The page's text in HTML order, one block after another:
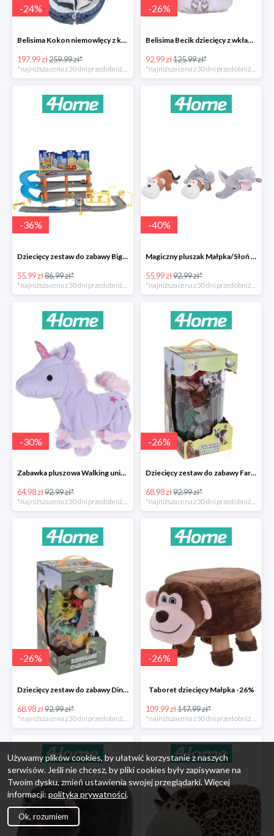
-24%
Belisima Kokon niemowlęcy z kołderką Angel Baby-23%
197.99 zł259.99 zł*
-26%
Belisima Becik dziecięcy z wkładem kokosowym Inteligentna sówka -26%
92.99 zł125.99 zł*
-36%
Dziecięcy zestaw do zabawy Big garage -36%
55.99 zł86.99 zł*
*najniższa cena z 30 dni przed obniżką
-40%
Magiczny pluszak Małpka/Słoń -40%
55.99 zł92.99 zł*
*najniższa cena z 30 dni przed obniżką
-30%
Zabawka pluszowa Walking unicorn -30%
64.98 zł92.99 zł*
*najniższa cena z 30 dni przed obniżką
-26%
Dziecięcy zestaw do zabawy Farm animals Collection -26%
68.98 zł92.99 zł*
*najniższa cena z 30 dni przed obniżką
-26%
Dziecięcy zestaw do zabawy Dinosaur Collection -26%
68.98 zł92.99 zł*
-26%
Taboret dziecięcy Małpka -26%
109.99 zł147.99 zł*
Używamy plików cookies, by ułatwić korzystanie z naszych
serwisów. Jeśli nie chcesz, by pliki cookies były zapisywane na
Twoim dysku, zmień ustawienia swojej przeglądarki. Więcej
informacji: polityka prywatności.
Ok, rozumiem